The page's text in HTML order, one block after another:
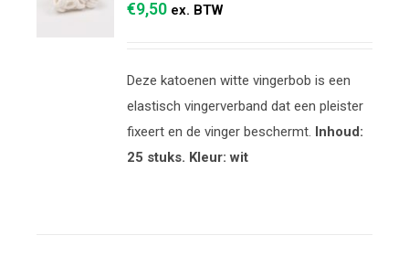
WINKELWAGEN
€9,50 ex. BTW
Deze katoenen witte vingerbob is een
elastisch vingerverband dat een pleister
fixeert en de vinger beschermt. Inhoud:
25 stuks. Kleur: wit